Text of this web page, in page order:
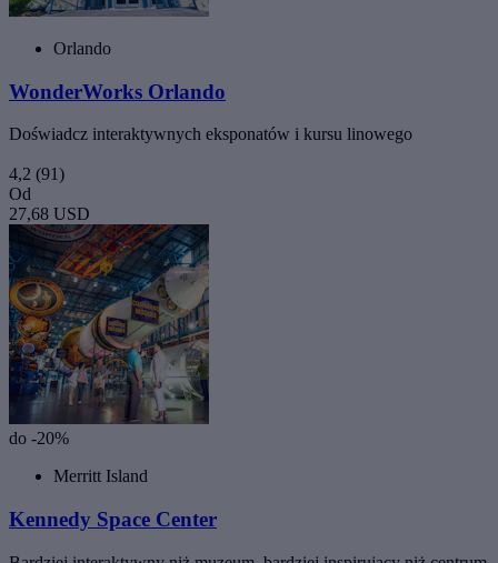
Orlando
WonderWorks Orlando
Doświadcz interaktywnych eksponatów i kursu linowego
4,2 (91)
Od
27,68 USD
do -20%
Merritt Island
Kennedy Space Center